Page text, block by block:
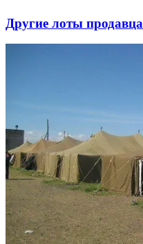
Другие лоты продавца